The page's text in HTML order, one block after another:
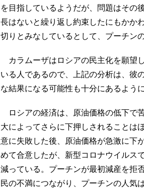
を目指しているようだが、問題はその
長はないと繰り返し約束したにもかか
切りとみなしているとして、プーチン
カラムーザはロシアの民主化を願望
いる人であるので、上記の分析は、彼
な結果になる可能性も十分にあるよう
ロシアの経済は、原油価格の低下で
大によってさらに下押しされることは
意に失敗した後、原油価格が急激に下
めて合意したが、新型コロナウイルス
減っている。プーチンが最初減産を拒
民の不満につながり、プーチンの人気